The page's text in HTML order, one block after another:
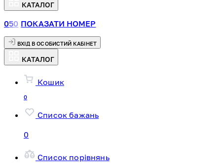
КАТАЛОГ
050 ПОКАЗАТИ НОМЕР
ВХІД В ОСОБИСТИЙ КАБІНЕТ
КАТАЛОГ
Кошик
0
Список бажань
0
Список порівнянь